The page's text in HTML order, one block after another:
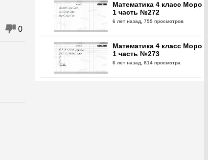
0
Математика 4 класс Моро
1 часть №272
6 лет назад, 755 просмотров
Математика 4 класс Моро
1 часть №273
6 лет назад, 814 просмотра